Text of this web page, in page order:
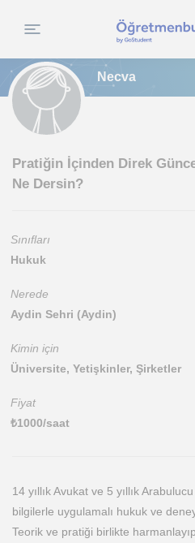
Necva
Pratiğin İçinden Direk
Ne Dersin?
Sınıfları
Hukuk
Nerede
Aydin Sehri (Aydin)
Kimin için
Üniversite, Yetişkinler, Şirketler
Fiyat
₺1000/saat
14 yıllık Avukat ve 5 yıllık
bilgilerle uygulamalı hukuk ve
Teorik ve pratiği birlikte